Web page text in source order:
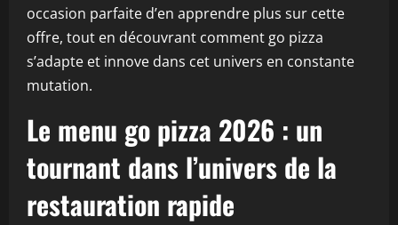
occasion parfaite d’en apprendre plus sur cette
offre, tout en découvrant comment go pizza
s’adapte et innove dans cet univers en constante
mutation.
Le menu go pizza 2026 : un
tournant dans l’univers de la
restauration rapide